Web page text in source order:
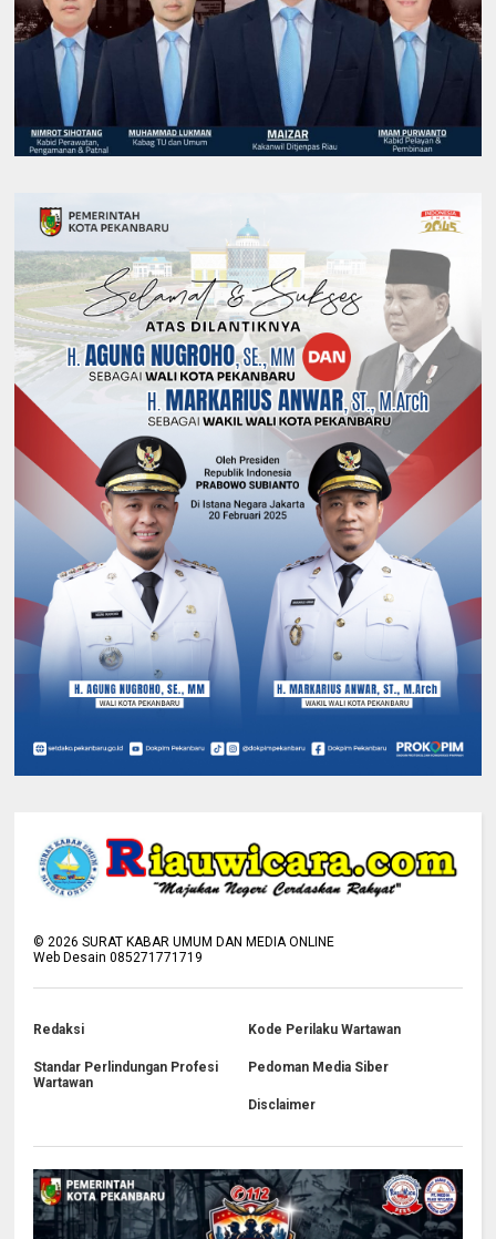
©2026 SURAT KABAR UMUM DAN MEDIA ONLINE
Web Desain 085271771719
Redaksi Kode Perilaku Wartawan
Standar Perlindungan Profesi
Wartawan
Pedoman Media Siber
Disclaimer